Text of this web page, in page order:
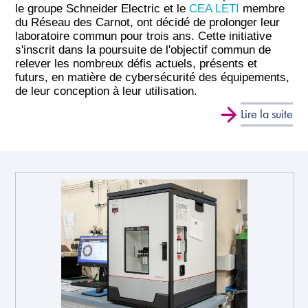
le groupe Schneider Electric et leCEA LETI membre
du Réseau des Carnot, ont décidé de prolonger leur
laboratoire commun pour trois ans. Cette initiative
s'inscrit dans la poursuite de l'objectif commun de
relever les nombreux défis actuels, présents et
futurs, en matière de cybersécurité des équipements,
de leur conception à leur utilisation.
Lire la suite